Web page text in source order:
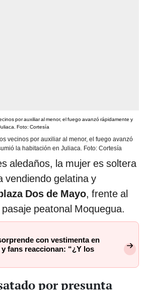
vecinos por auxiliar al menor, el fuego avanzó
la habitación en Juliaca. Foto: Cortesía
aledaños, la mujer es soltera
vendiendo gelatina y
Dos de Mayo, frente al
peatonal Moquegua.
con vestimenta en
fans reaccionan: “¿Y los
por presunta